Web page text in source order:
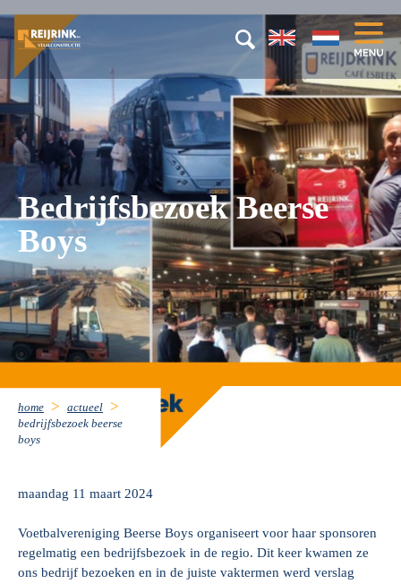
Bedrijfsbezoek Beerse
Boys
home
actueel
bedrijfsbezoek beerse
boys
maandag 11 maart 2024
Voetbalvereniging Beerse Boys organiseert voor haar sponsoren
regelmatig een bedrijfsbezoek in de regio. Dit keer kwamen ze
ons bedrijf bezoeken en in de juiste vaktermen werd verslag